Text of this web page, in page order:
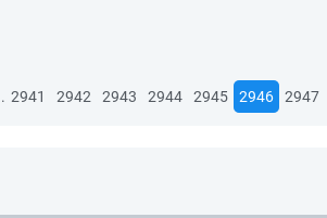
2941 2942 2943 2944 2945 2946 2947